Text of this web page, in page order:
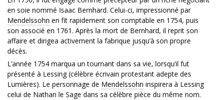
en soie nommé Isaac Bernhard. Celui-ci, impressionné par
Mendelssohn en fit rapidement son comptable en 1754, puis
son associé en 1761. Après la mort de Bernhard, il reprit son
affaire et dirigea activement la fabrique jusqu’à son propre
décès.
L’année 1754 marqua un tournant dans sa vie, lorsqu’il fut
présenté à Lessing (célèbre écrivain protestant adepte des
Lumières). Le personnage de Mendelssohn inspirera à Lessing
celui de Nathan le Sage dans sa célèbre pièce du même nom.